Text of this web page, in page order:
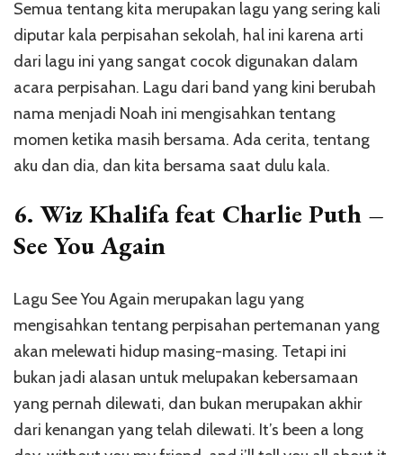
Semua tentang kita merupakan lagu yang sering kali
diputar kala perpisahan sekolah, hal ini karena arti
dari lagu ini yang sangat cocok digunakan dalam
acara perpisahan. Lagu dari band yang kini berubah
nama menjadi Noah ini mengisahkan tentang
momen ketika masih bersama. Ada cerita, tentang
aku dan dia, dan kita bersama saat dulu kala.
6. Wiz Khalifa feat Charlie Puth –
See You Again
Lagu See You Again merupakan lagu yang
mengisahkan tentang perpisahan pertemanan yang
akan melewati hidup masing-masing. Tetapi ini
bukan jadi alasan untuk melupakan kebersamaan
yang pernah dilewati, dan bukan merupakan akhir
dari kenangan yang telah dilewati. It’s been a long